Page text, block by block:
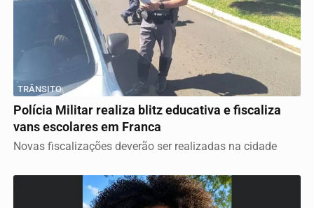
TRÂNSITO
Polícia Militar realiza blitz educativa e fiscaliza
vans escolares em Franca
Novas fiscalizações deverão ser realizadas na cidade